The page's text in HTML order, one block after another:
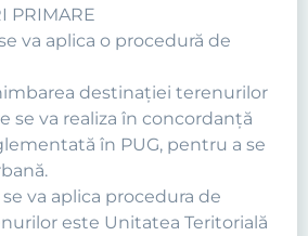
PRIMARE
va aplica o procedură de
destinaţiei terenurilor
se va realiza în concordanţă
în PUG, pentru a se
va aplica procedura de
este Unitatea Teritorială